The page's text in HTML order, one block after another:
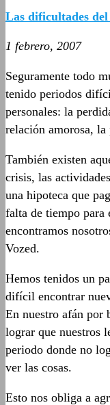
Las dificultades
1 febrero, 2007
Seguramente todo
tenido periodos
personales: la
relación amorosa,
También existen
crisis, las
una hipoteca que
falta de tiempo para
encontramos
Vozed.
Hemos tenidos un
difícil encontrar
En nuestro afán por
lograr que nuestros
periodo donde no
ver las cosas.
Esto nos obliga a